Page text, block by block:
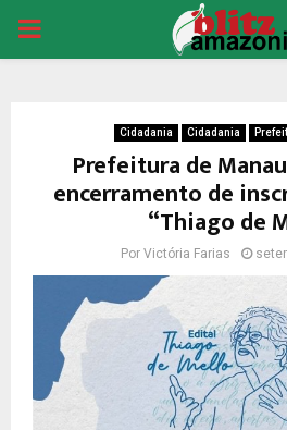
PRIMARY
Cidadania Cidadania
Prefeitura de
encerramento de
“Thiago de
Por Victória Farias